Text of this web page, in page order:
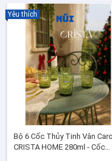
Bộ 6 Cốc Thủy Tinh Vân Caro
CRISTA HOME 280ml - Cốc
Yêu thích